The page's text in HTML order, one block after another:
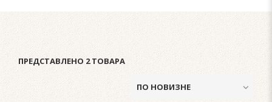
ПРЕДСТАВЛЕНО 2 ТОВАРА